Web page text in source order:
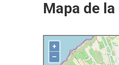
Mapa de
+
–